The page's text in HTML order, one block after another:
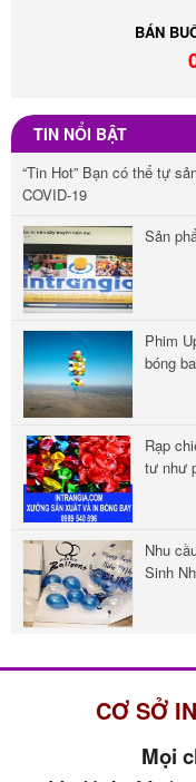
BÁN
TIN NỔI BẬT
“Tin Hot” Bạn có thể tự
COVID-19
Sản
Phim
bóng
Rạp
tư như
Nhu
Sinh
CƠ SỞ
Mọi